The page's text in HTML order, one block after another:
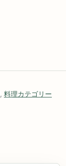
, 料理カテゴリー